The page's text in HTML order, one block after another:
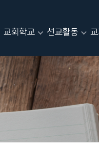
교회학교 선교활동